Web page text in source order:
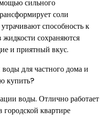
сильного
соли
способность к
сохраняются
и приятный вкус.
воды. Отлично работает
городской квартире